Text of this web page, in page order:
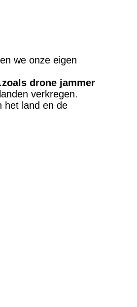
we onze eigen
drone jammer
verkregen.
het land en de